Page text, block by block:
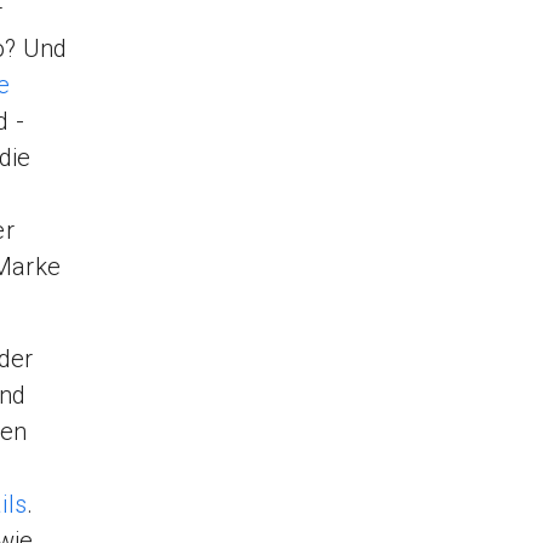
Und
-
.